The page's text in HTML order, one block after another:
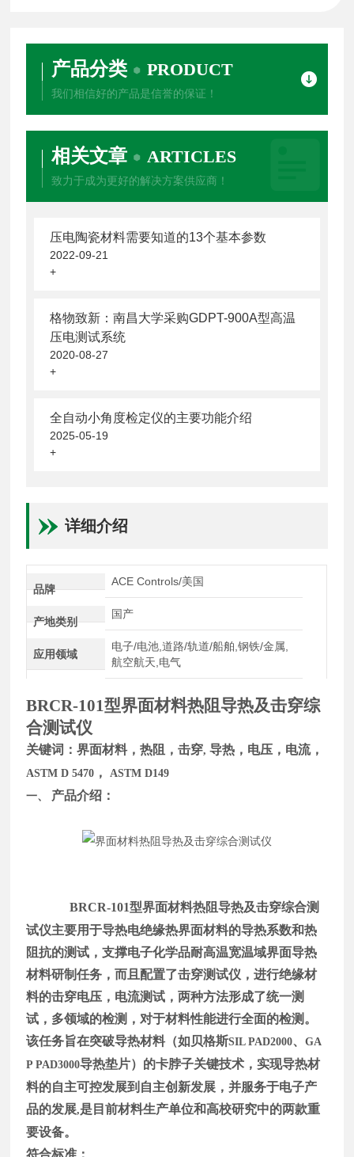
产品分类 PRODUCT
我们相信好的产品是信誉的保证！
相关文章 ARTICLES
致力于成为更好的解决方案供应商！
压电陶瓷材料需要知道的13个基本参数
2022-09-21
+
格物致新：南昌大学采购GDPT-900A型高温
压电测试系统
2020-08-27
+
全自动小角度检定仪的主要功能介绍
2025-05-19
+
详细介绍
品牌
ACE Controls/美国
产地类别
国产
应用领域
电子/电池,道路/轨道/船舶,钢铁/金属,
航空航天,电气
BRCR-101型界面材料热阻导热及击穿综
合测试仪
关键词：界面材料，热阻，击穿,导热，电压，电流，
ASTM D 5470 ，
ASTM D149
一、 产品介绍：
BRCR-101型界面材料热阻导热及击穿综合测
试仪主要用于导热电绝缘热界面材料的导热系数和热
阻抗的测试，支撑电子化学品耐高温宽温域界面导热
材料研制任务，而且配置了击穿测试仪，进行绝缘材
料的击穿电压，电流测试，两种方法形成了统一测
试，多领域的检测，对于材料性能进行全面的检测。
该任务旨在突破导热材料（如贝格斯SIL PAD2000、GA
P PAD3000导热垫片）的卡脖子关键技术，实现导热材
料的自主可控发展到自主创新发展，并服务于电子产
品的发展,是目前材料生产单位和高校研究中的两款重
要设备。
符合标准：